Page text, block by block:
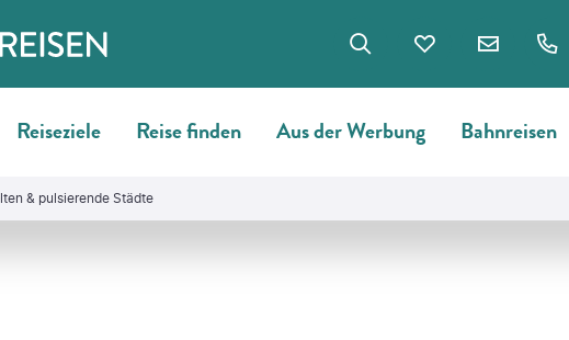
Reiseziele Reise finden Aus der Werbung Bahnreisen
& pulsierende Städte